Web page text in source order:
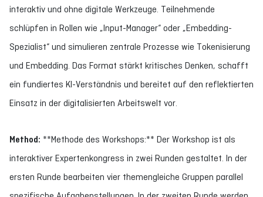
interaktiv und ohne digitale Werkzeuge. Teilnehmende
schlüpfen in Rollen wie „Input-Manager“ oder „Embedding-
Spezialist“ und simulieren zentrale Prozesse wie Tokenisierung
und Embedding. Das Format stärkt kritisches Denken, schafft
ein fundiertes KI-Verständnis und bereitet auf den reflektierten
Einsatz in der digitalisierten Arbeitswelt vor.
Method: **Methode des Workshops:** Der Workshop ist als
interaktiver Expertenkongress in zwei Runden gestaltet. In der
ersten Runde bearbeiten vier themengleiche Gruppen parallel